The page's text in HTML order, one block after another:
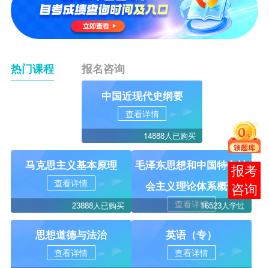
热门课程 报名咨询
中国近现代史纲要
查看详情
14888人已购买
马克思主义基本原理
查看详情
23888人已购买
毛泽东思想和中国特色社
会主义理论体系概论
查看详情16523人学过
思想道德与法治
查看详情
英语（专）
查看详情
在线
客服